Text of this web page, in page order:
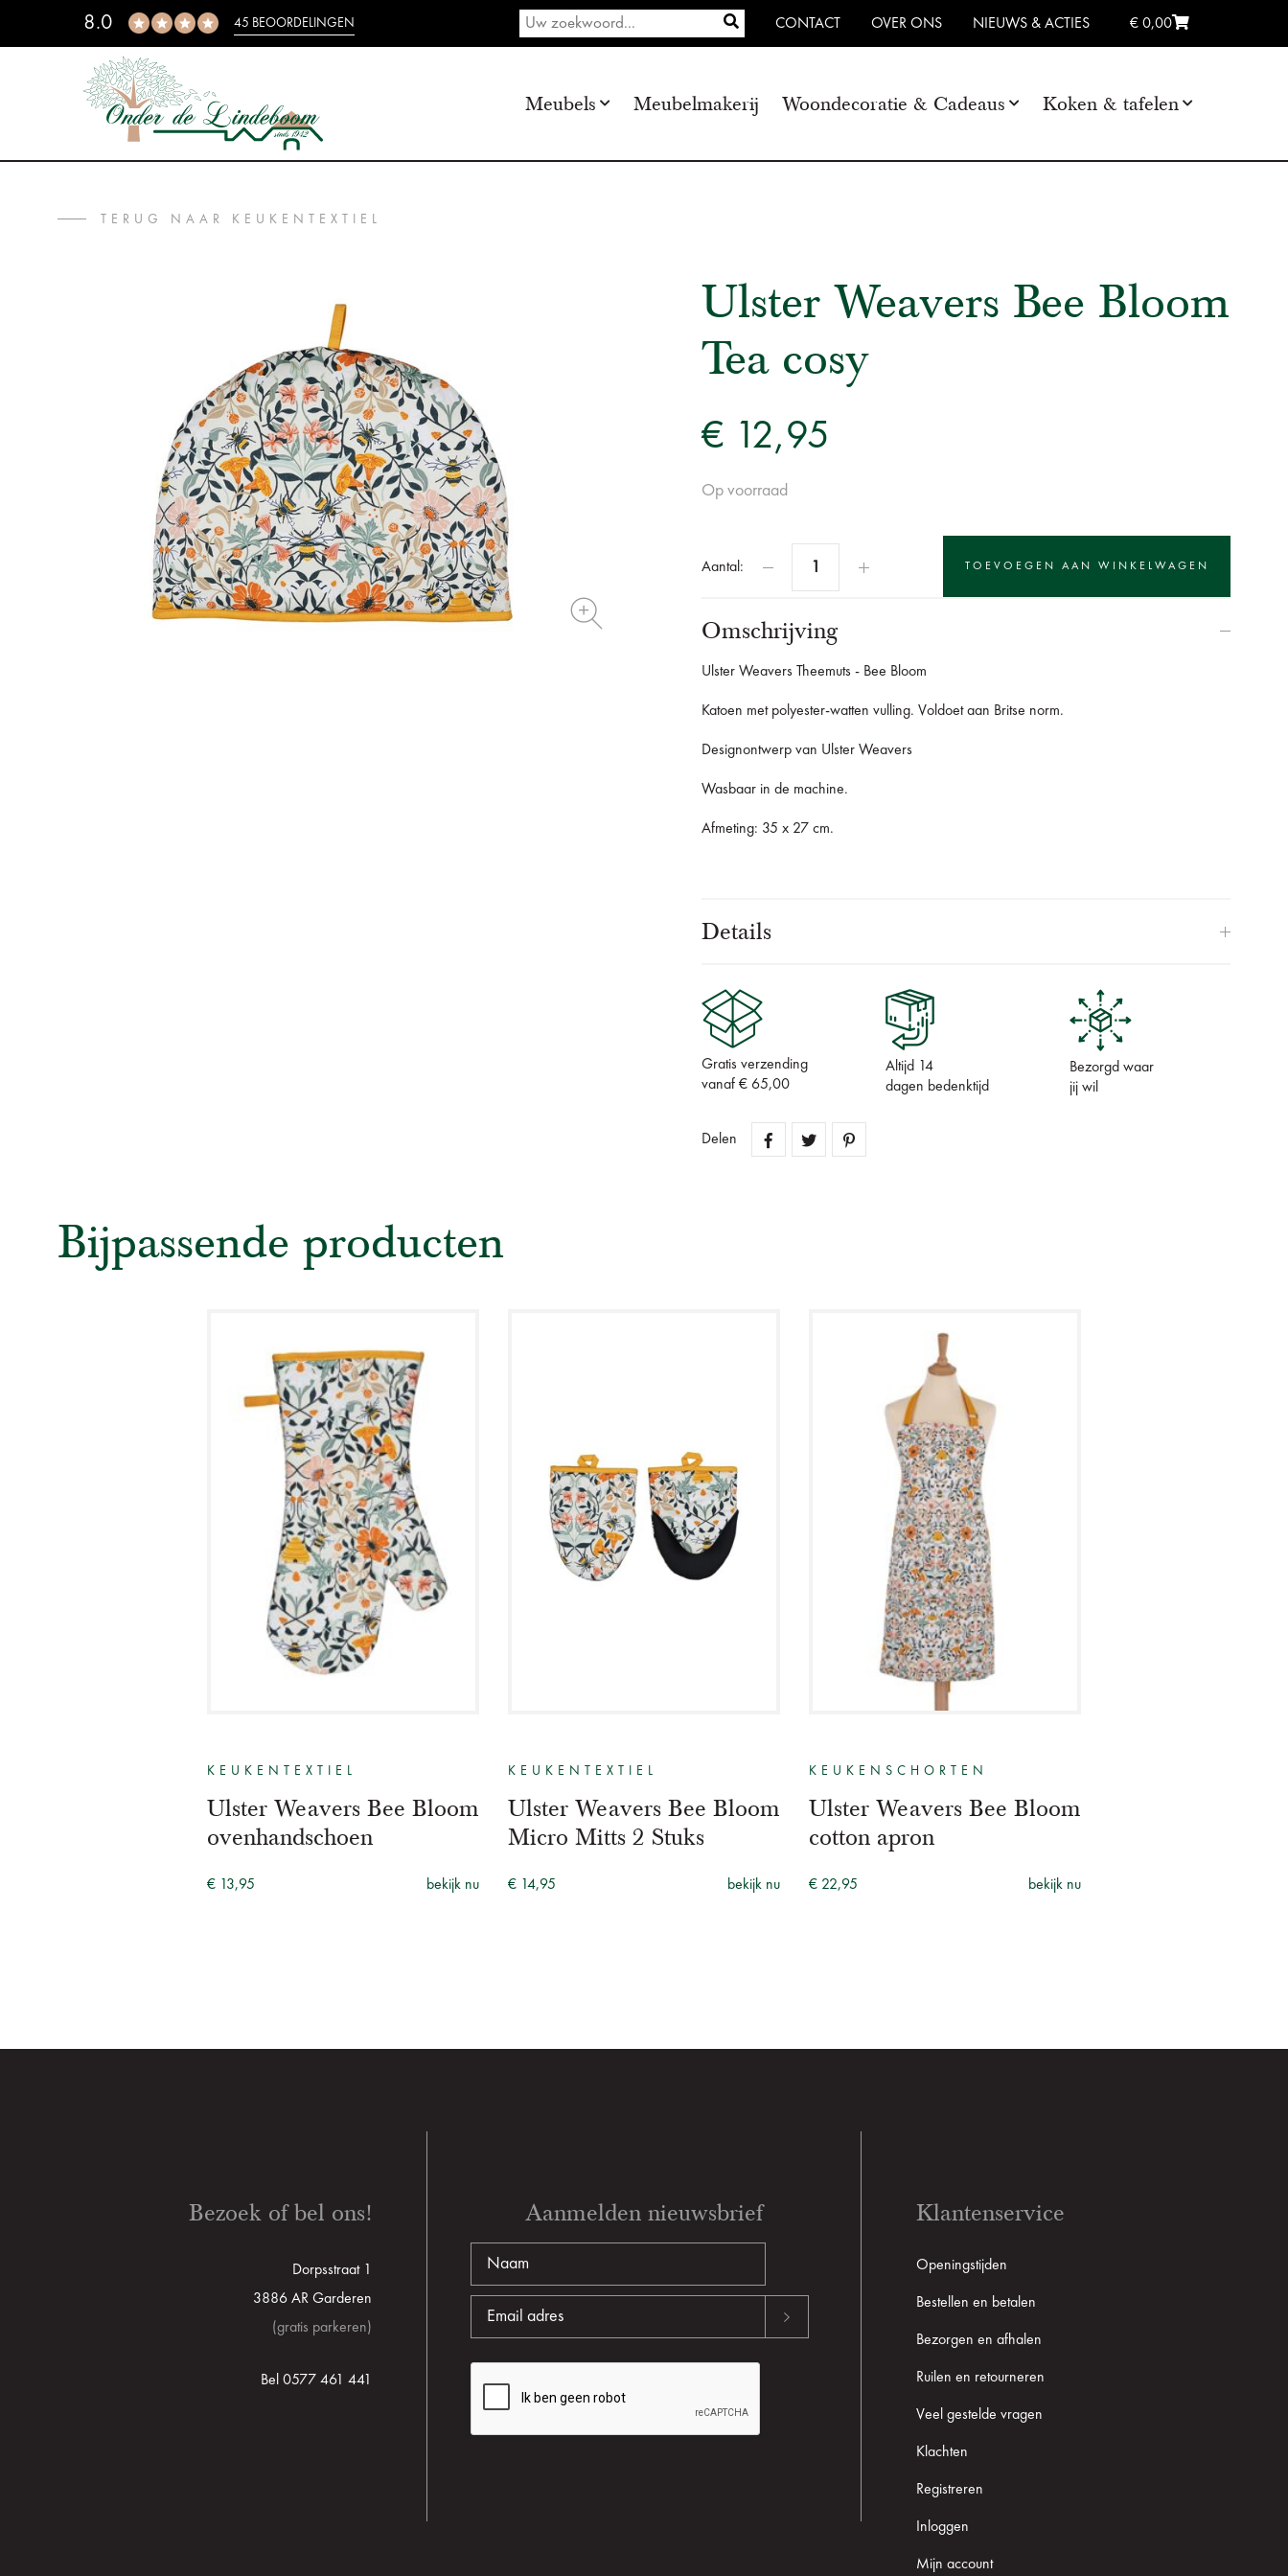
8.0 45 BEOORDELINGEN CONTACT OVER ONS NIEUWS & ACTIES € 0,00
Meubels Meubelmakerij Woondecoratie & Cadeaus Koken & tafelen
TERUG NAAR KEUKENTEXTIEL
Ulster Weavers Bee Bloom
Tea cosy
€ 12,95
Op voorraad
Aantal:
Omschrijving
Ulster Weavers Theemuts - Bee Bloom
Katoen met polyester-watten vulling. Voldoet aan Britse norm.
Designontwerp van Ulster Weavers
Wasbaar in de machine.
Afmeting: 35 x 27 cm.
Details
Gratis verzending
vanaf € 65,00
Altijd 14
dagen bedenktijd
Bezorgd waar
jij wil
Delen
Bijpassende producten
KEUKENTEXTIEL
Ulster Weavers Bee Bloom
ovenhandschoen
€ 13,95 bekijk nu
KEUKENTEXTIEL
Ulster Weavers Bee Bloom
Micro Mitts 2 Stuks
€ 14,95 bekijk nu
KEUKENSCHORTEN
Ulster Weavers Bee Bloom
cotton apron
€ 22,95 bekijk nu
Aanmelden nieuwsbrief
Bezoek of bel ons!
Dorpsstraat 1
3886 AR Garderen
(gratis parkeren)
Bel 0577 461 441
Klantenservice
Openingstijden
Bestellen en betalen
Bezorgen en afhalen
Ruilen en retourneren
Veel gestelde vragen
Klachten
Registreren
Inloggen
Mijn account